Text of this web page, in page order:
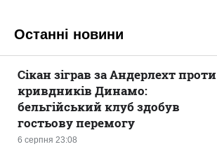
Останні новини
6 серпня 23:08
Сікан зіграв за Андерлехт проти
кривдників Динамо:
бельгійський клуб здобув
гостьову перемогу